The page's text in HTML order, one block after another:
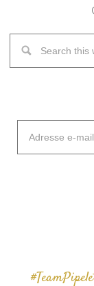
mail